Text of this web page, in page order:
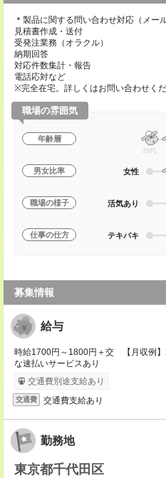
＊製品に関する問い合わせ対応（メー
見積書作成・送付
受発注業務（オラクル）
納期回答
対応件数集計・報告
電話応対など
※完全在宅。詳しくはお問い合わせくだ
職場の雰囲気
年齢層
20代
男女比率 女性
職場の様子 活気あり
仕事の仕方 テキパキ
募集情報
給与
時給1700円～1800円＋交 【月収例
な速払いサービスあり
交通費別途支給あり
交通費 交通費支給あり
勤務地
東京都千代田区